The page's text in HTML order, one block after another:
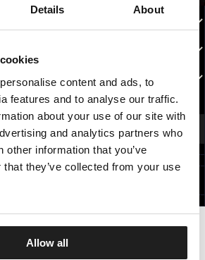
Details About
content and ads, to
features and to analyse our traffic.
about your use of our site with
and analytics partners who
other information that you’ve
they’ve collected from your use
Allow all
o najnowszych promocjach i nowościach?
ZAREJESTRUJ SIĘ
akceptujeszpolitykę prywatności.
POLAND
WSZELKIE PRAWA ZASTRZEŻONE.